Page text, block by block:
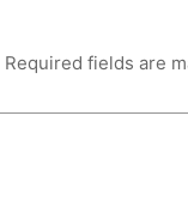
Required fields are